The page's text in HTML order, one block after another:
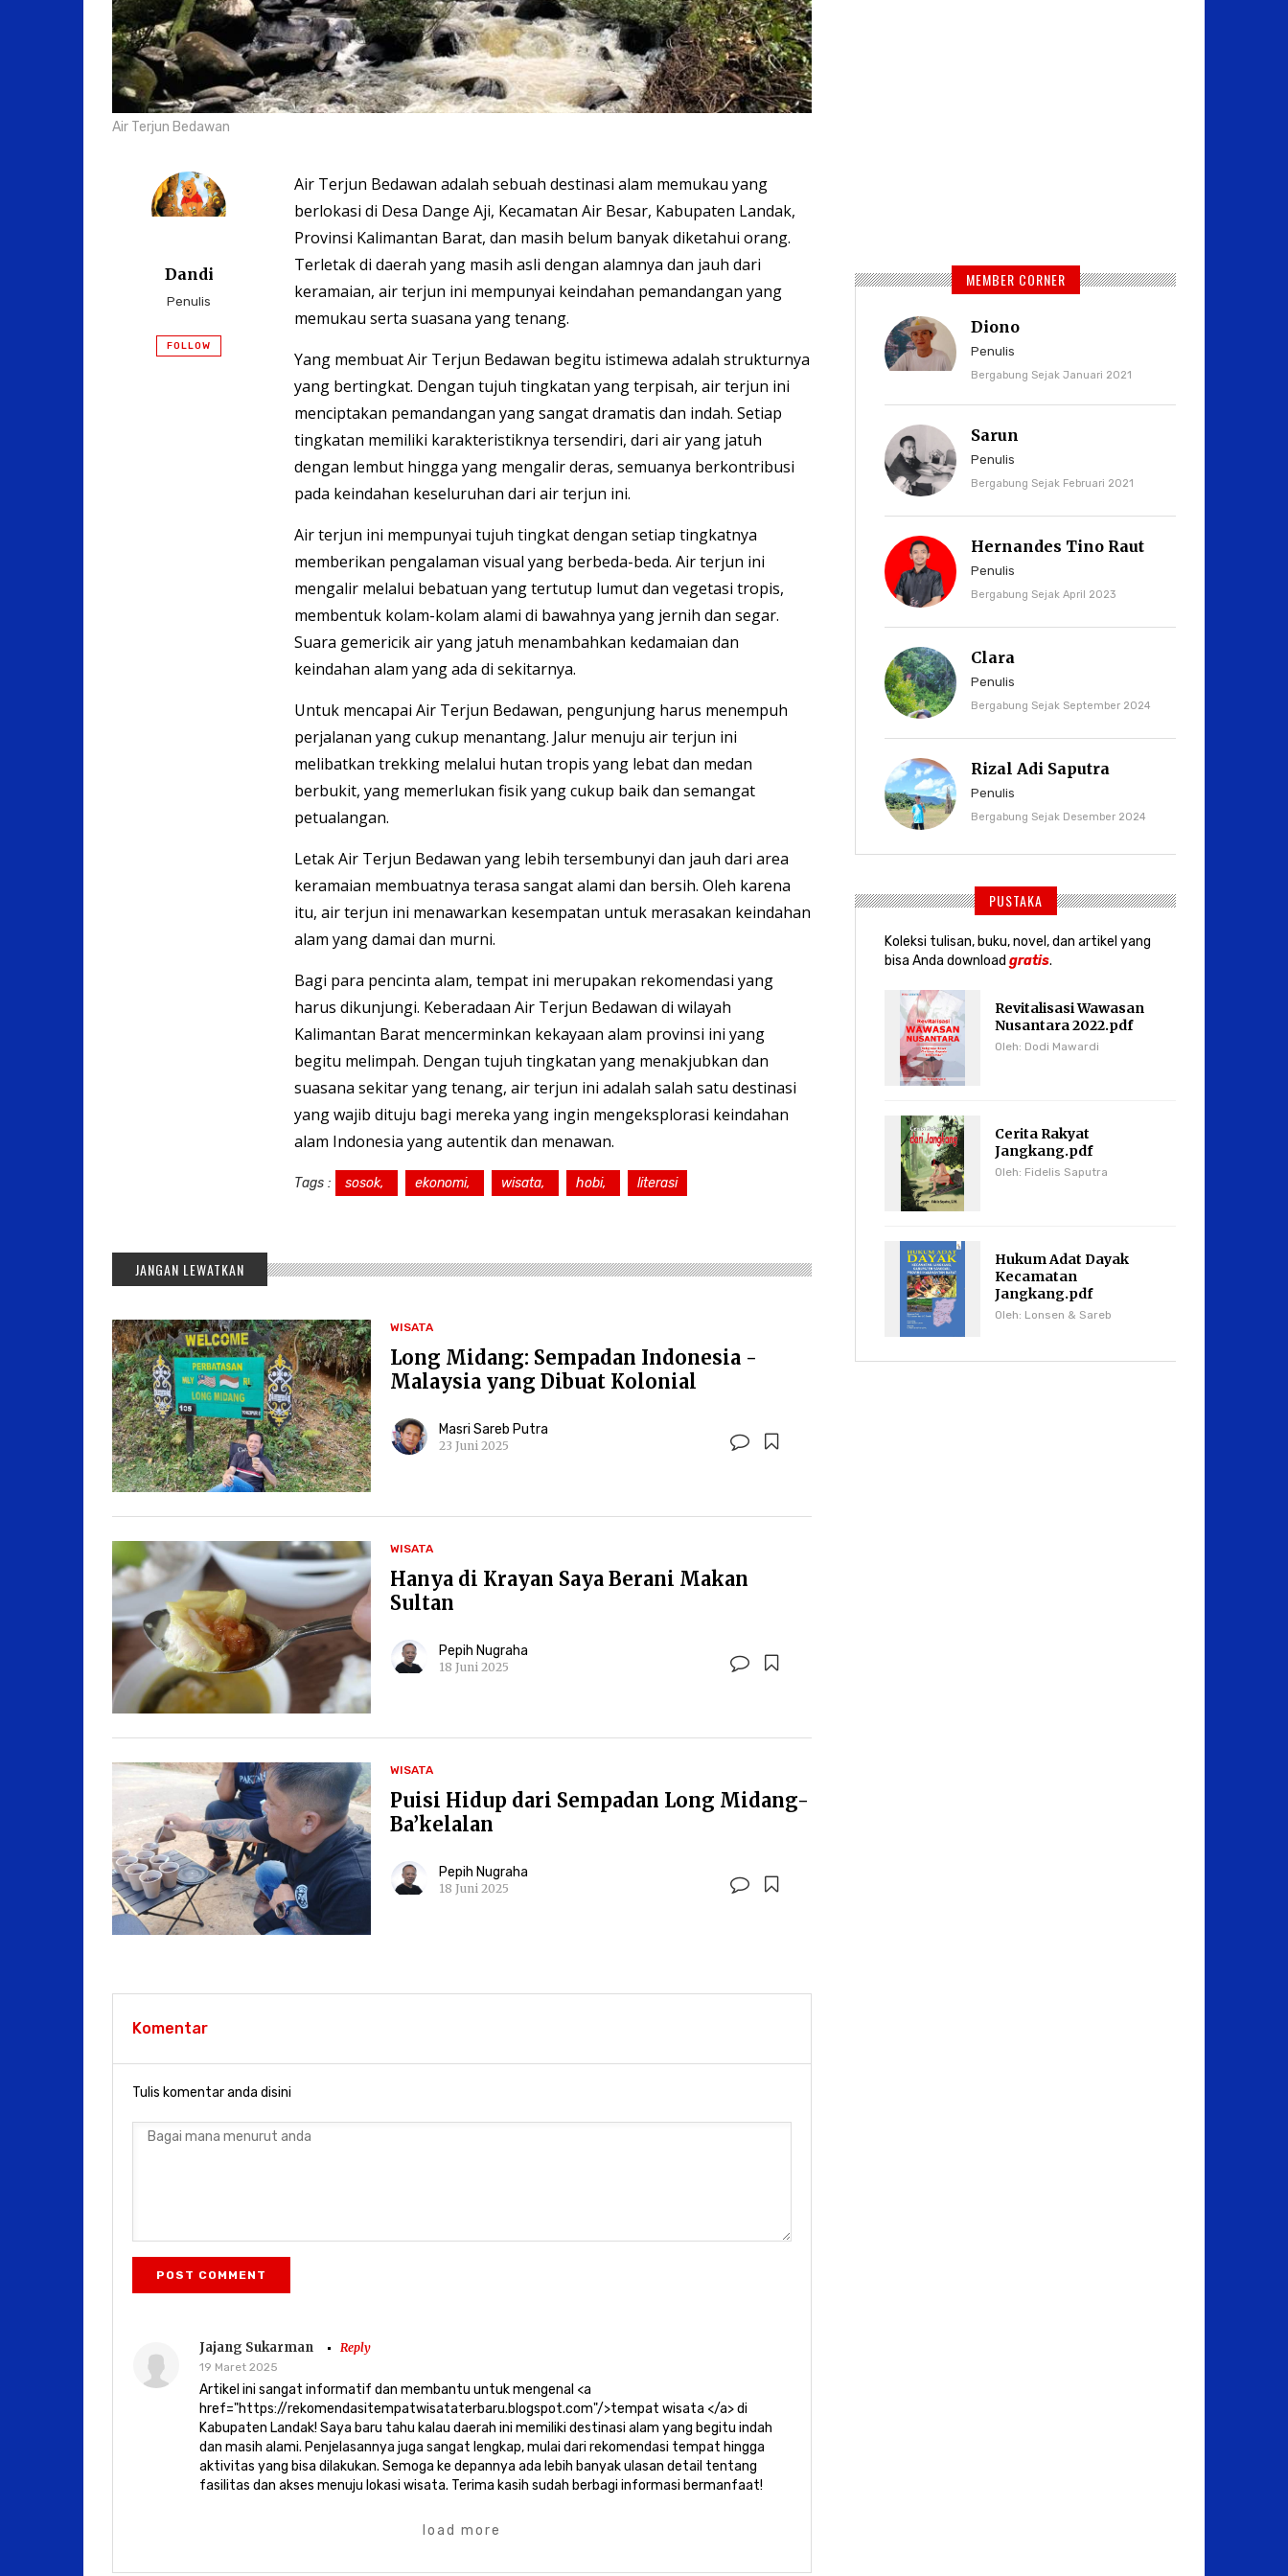
Air Terjun Bedawan
Dandi
Penulis
FOLLOW
Air Terjun Bedawan adalah sebuah destinasi alam memukau yang
berlokasi di Desa Dange Aji, Kecamatan Air Besar, Kabupaten Landak,
Provinsi Kalimantan Barat, dan masih belum banyak diketahui orang.
Terletak di daerah yang masih asli dengan alamnya dan jauh dari
keramaian, air terjun ini mempunyai keindahan pemandangan yang
memukau serta suasana yang tenang.
Yang membuat Air Terjun Bedawan begitu istimewa adalah strukturnya
yang bertingkat. Dengan tujuh tingkatan yang terpisah, air terjun ini
menciptakan pemandangan yang sangat dramatis dan indah. Setiap
tingkatan memiliki karakteristiknya tersendiri, dari air yang jatuh
dengan lembut hingga yang mengalir deras, semuanya berkontribusi
pada keindahan keseluruhan dari air terjun ini.
Air terjun ini mempunyai tujuh tingkat dengan setiap tingkatnya
memberikan pengalaman visual yang berbeda-beda. Air terjun ini
mengalir melalui bebatuan yang tertutup lumut dan vegetasi tropis,
membentuk kolam-kolam alami di bawahnya yang jernih dan segar.
Suara gemericik air yang jatuh menambahkan kedamaian dan
keindahan alam yang ada di sekitarnya.
Untuk mencapai Air Terjun Bedawan, pengunjung harus menempuh
perjalanan yang cukup menantang. Jalur menuju air terjun ini
melibatkan trekking melalui hutan tropis yang lebat dan medan
berbukit, yang memerlukan fisik yang cukup baik dan semangat
petualangan.
Letak Air Terjun Bedawan yang lebih tersembunyi dan jauh dari area
keramaian membuatnya terasa sangat alami dan bersih. Oleh karena
itu, air terjun ini menawarkan kesempatan untuk merasakan keindahan
alam yang damai dan murni.
Bagi para pencinta alam, tempat ini merupakan rekomendasi yang
harus dikunjungi. Keberadaan Air Terjun Bedawan di wilayah
Kalimantan Barat mencerminkan kekayaan alam provinsi ini yang
begitu melimpah. Dengan tujuh tingkatan yang menakjubkan dan
suasana sekitar yang tenang, air terjun ini adalah salah satu destinasi
yang wajib dituju bagi mereka yang ingin mengeksplorasi keindahan
alam Indonesia yang autentik dan menawan.
Tags : sosok, ekonomi, wisata, hobi, literasi
JANGAN LEWATKAN
WISATA
Long Midang: Sempadan Indonesia -
Malaysia yang Dibuat Kolonial
Masri Sareb Putra
23 Juni 2025
WISATA
Hanya di Krayan Saya Berani Makan
Sultan
Pepih Nugraha
18 Juni 2025
WISATA
Puisi Hidup dari Sempadan Long Midang-
Ba’kelalan
Pepih Nugraha
18 Juni 2025
Komentar
Tulis komentar anda disini
POST COMMENT
Jajang Sukarman Reply
19 Maret 2025
Artikel ini sangat informatif dan membantu untuk mengenal <a
href="https://rekomendasitempatwisataterbaru.blogspot.com"/>tempat wisata </a> di
Kabupaten Landak! Saya baru tahu kalau daerah ini memiliki destinasi alam yang begitu indah
dan masih alami. Penjelasannya juga sangat lengkap, mulai dari rekomendasi tempat hingga
aktivitas yang bisa dilakukan. Semoga ke depannya ada lebih banyak ulasan detail tentang
fasilitas dan akses menuju lokasi wisata. Terima kasih sudah berbagi informasi bermanfaat!
load more
MEMBER CORNER
Diono
Penulis
Bergabung Sejak Januari 2021
Sarun
Penulis
Bergabung Sejak Februari 2021
Hernandes Tino Raut
Penulis
Bergabung Sejak April 2023
Clara
Penulis
Bergabung Sejak September 2024
Rizal Adi Saputra
Penulis
Bergabung Sejak Desember 2024
PUSTAKA
Koleksi tulisan, buku, novel, dan artikel yang
bisa Anda download gratis.
Revitalisasi Wawasan
Nusantara 2022.pdf
Oleh: Dodi Mawardi
Cerita Rakyat
Jangkang.pdf
Oleh: Fidelis Saputra
Hukum Adat Dayak
Kecamatan
Jangkang.pdf
Oleh: Lonsen & Sareb